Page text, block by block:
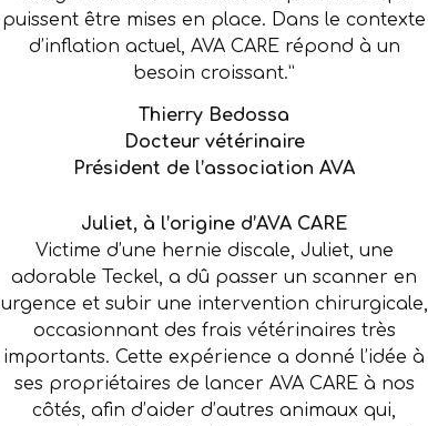
puissent être mises en place. Dans le contexte
d’inflation actuel, AVA CARE répond à un
besoin croissant.”
Thierry Bedossa
Docteur vétérinaire
Président de l’association AVA
Juliet, à l’origine d’AVA CARE
Victime d’une hernie discale, Juliet, une
adorable Teckel, a dû passer un scanner en
urgence et subir une intervention chirurgicale,
occasionnant des frais vétérinaires très
importants. Cette expérience a donné l’idée à
ses propriétaires de lancer AVA CARE à nos
côtés, afin d’aider d’autres animaux qui,